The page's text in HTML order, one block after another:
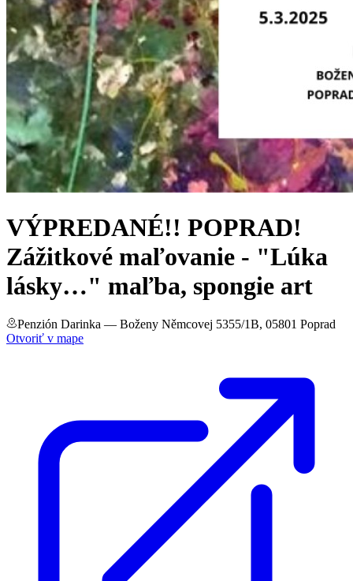
VÝPREDANÉ!! POPRAD!
Zážitkové maľovanie - "Lúka
lásky…" maľba, spongie art
Penzión Darinka — Boženy Němcovej 5355/1B, 05801 Poprad
Otvoriť v mape